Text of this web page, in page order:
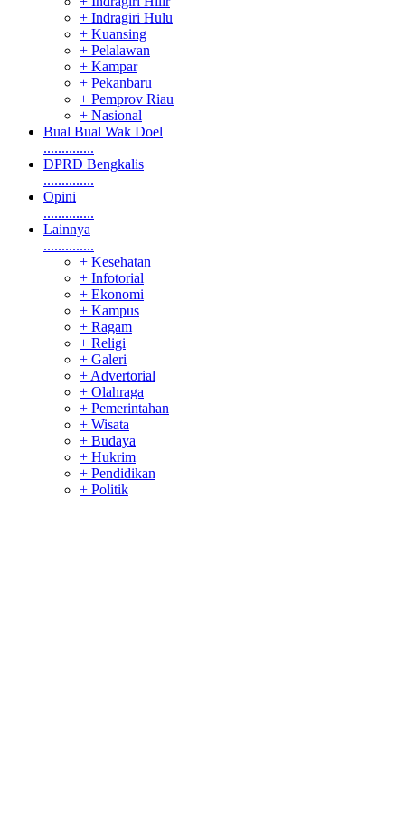
+ Indragiri Hulu
+ Kuansing
+ Pelalawan
+ Kampar
+ Pekanbaru
+ Pemprov Riau
+ Nasional
Bual Bual Wak Doel
..............
DPRD Bengkalis
..............
Opini
..............
Lainnya
..............
+ Kesehatan
+ Infotorial
+ Ekonomi
+ Kampus
+ Ragam
+ Religi
+ Galeri
+ Advertorial
+ Olahraga
+ Pemerintahan
+ Wisata
+ Budaya
+ Hukrim
+ Pendidikan
+ Politik